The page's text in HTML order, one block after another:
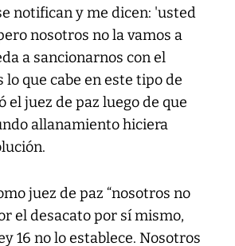
notifican y me dicen: 'usted
nosotros no la vamos a
a sancionarnos con el
lo que cabe en este tipo de
el juez de paz luego de que
allanamiento hiciera
juez de paz “nosotros no
el desacato por sí mismo,
16 no lo establece. Nosotros